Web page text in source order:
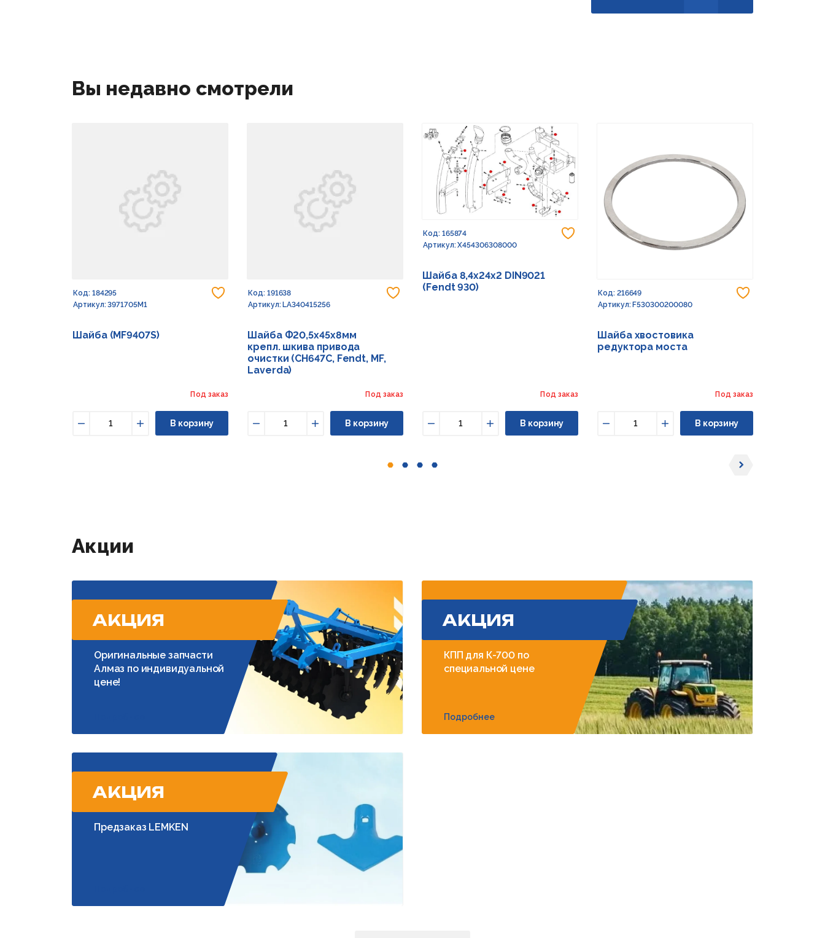
Вы недавно смотрели
Добавить в избранное
Код: 184295
Артикул: 3971705M1
Шайба (MF9407S)
Под заказ
Увеличить
В корзину
Добавить в избранное
Код: 191638
Артикул: LA340415256
Шайба Ф20,5х45х8мм
крепл. шкива привода
очистки (CH647C, Fendt, MF,
Laverda)
Под заказ
Увеличить
В корзину
Добавить в избранное
Код: 165874
Артикул: X454306308000
Шайба 8,4х24х2 DIN9021
(Fendt 930)
Под заказ
Увеличить
В корзину
Код: 216649
Артикул: F530300200080
Шайба хвостовика
редуктора моста
Под заказ
Увеличить
В корзину
Акции
АКЦИЯ
Оригинальные запчасти
Алмаз по индивидуальной
цене!
АКЦИЯ
КПП для К-700 по
специальной цене
Подробнее
АКЦИЯ
Предзаказ LEMKEN